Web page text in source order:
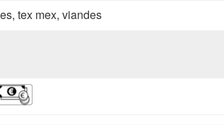
tex mex, viandes